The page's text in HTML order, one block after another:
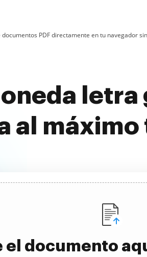
PDF directamente en tu navegador
al
el documento